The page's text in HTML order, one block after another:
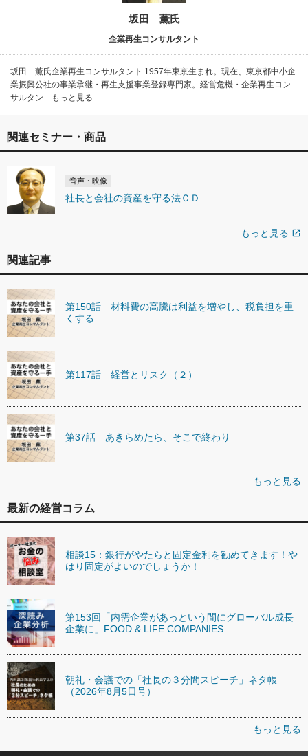
坂田 薫氏
企業再生コンサルタント
坂田 薫氏企業再生コンサルタント 1957年東京生まれ。現在、東京都中小企
業振興公社の事業承継・再生支援事業登録専門家。経営危機・企業再生コン
サルタン…もっと見る
関連セミナー・商品
音声・映像
社長と会社の資産を守る法ＣＤ
もっと見る open_in_new
関連記事
第150話 材料費の高騰は利益を増やし、税負担を重
くする
第117話 経営とリスク（２）
第37話 あきらめたら、そこで終わり
もっと見る
最新の経営コラム
相談15：銀行がやたらと固定金利を勧めてきます！や
はり固定がよいのでしょうか！
第153回「内需企業があっという間にグローバル成長
企業に」FOOD & LIFE COMPANIES
朝礼・会議での「社長の３分間スピーチ」ネタ帳
（2026年8月5日号）
もっと見る